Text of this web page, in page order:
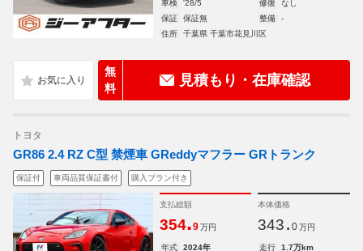
車検
'28/5 修復
なし
保証
保証無 整備
-
住所
千葉県 千葉市花見川区
無
料
見積もり・在庫確認
トヨタ
GR86 2.4 RZ C型 禁煙車 GReddyマフラー GRトランク
保証付 車両品質保証書付 購入プラン付き
支払総額
354.9 万円
本体価格
343. 0 万円
年式 2024年 走行
1.7万km